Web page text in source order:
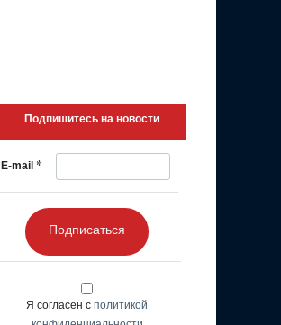
Подпишитесь на новости
E-mail *
Подписаться
Я согласен с политикой